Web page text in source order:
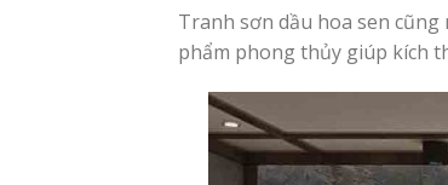
Tranh sơn dầu hoa sen cũng
phẩm phong thủy giúp kích